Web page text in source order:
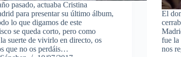
pasado, actuaba Cristina
para presentar su último álbum,
lo que digamos de este
se queda corto, pero como
suerte de vivirlo en directo, os
que no os perdáis…
El
fue la
nos